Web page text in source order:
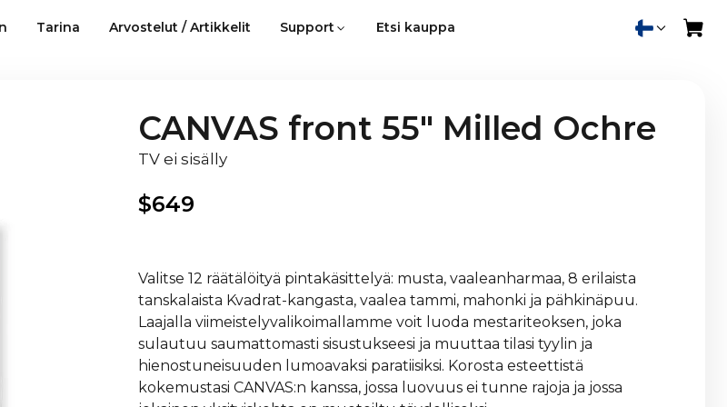
Tarina Arvostelut / Artikkelit Support Etsi kauppa
CANVAS front 55" Milled Ochre
TV ei sisälly
$649
Valitse 12 räätälöityä pintakäsittelyä: musta, vaaleanharmaa, 8 erilaista
tanskalaista Kvadrat-kangasta, vaalea tammi, mahonki ja pähkinäpuu.
Laajalla viimeistelyvalikoimallamme voit luoda mestariteoksen, joka
sulautuu saumattomasti sisustukseesi ja muuttaa tilasi tyylin ja
hienostuneisuuden lumoavaksi paratiisiksi. Korosta esteettistä
kokemustasi CANVAS:n kanssa, jossa luovuus ei tunne rajoja ja jossa